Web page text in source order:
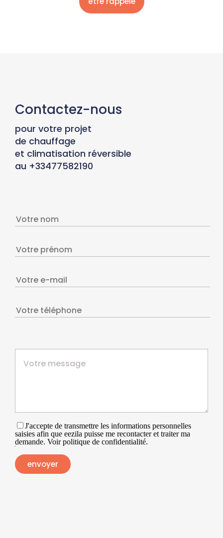
Contactez-nous
pour votre projet
de chauffage
et climatisation réversible
au +33477582190
J'accepte de transmettre les informations personnelles
saisies afin que eezila puisse me recontacter et traiter ma
demande. Voir politique de confidentialité.